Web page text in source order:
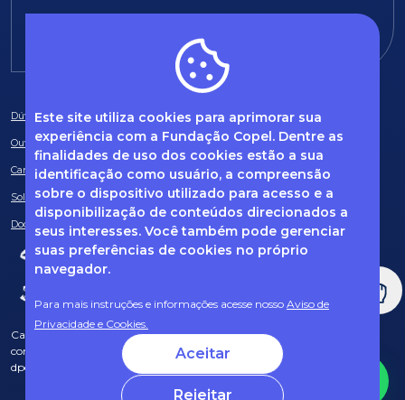
Este site utiliza cookies para aprimorar sua
experiência com a Fundação Copel. Dentre as
finalidades de uso dos cookies estão a sua
identificação como usuário, a compreensão
sobre o dispositivo utilizado para acesso e a
disponibilização de conteúdos direcionados a
seus interesses. Você também pode gerenciar
suas preferências de cookies no próprio
navegador.
Para mais instruções e informações acesse nosso Aviso de
Privacidade e Cookies.
Aceitar
Rejeitar
Dúvidas frequentes
Ouvidoria
Canal de Denúncias
Solicitação de informações
Documentos obrigatórios
Caso tenha dúvidas sobre Privacidade de Dados e LGPD, entre em
contato com o nosso DPO (encarregado de dados) via e-mail:
dpo@fcopel.org.br